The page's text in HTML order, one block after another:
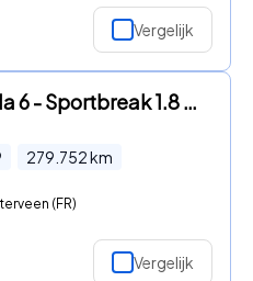
Vergelijk
Mazda 6 - Sportbreak 1.8 Business Navi Airco Cruise Trekhaak Blacky
279.752km
(FR)
Vergelijk